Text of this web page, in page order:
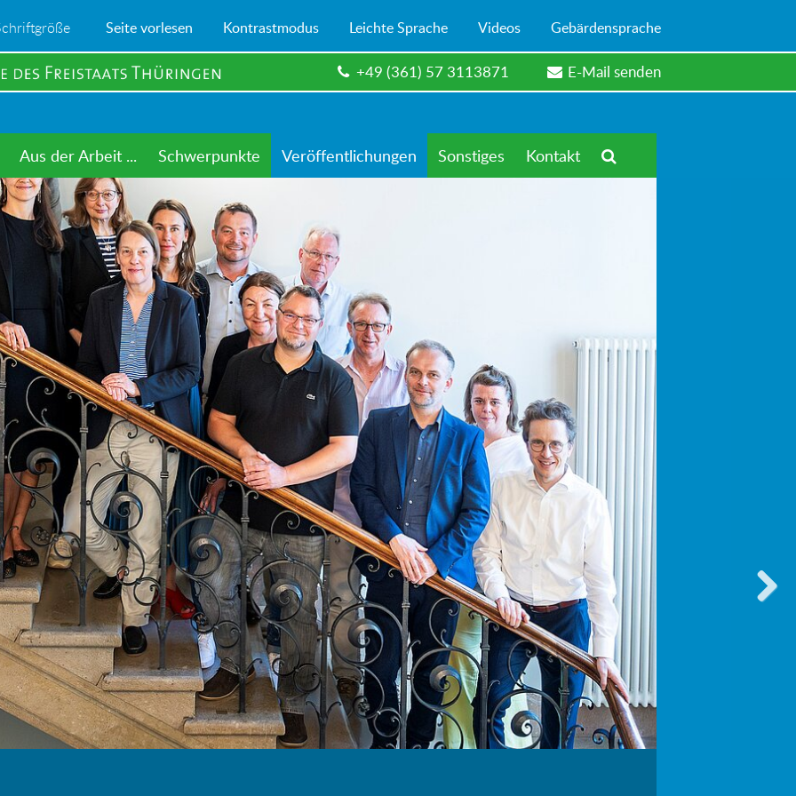
Seite vorlesen Kontrastmodus Leichte Sprache Videos Gebärdensprache
+49 (361) 57 3113871 E-Mail senden
Aus der Arbeit ... Schwerpunkte Veröffentlichungen Sonstiges Kontakt